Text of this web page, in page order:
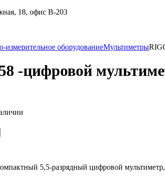
18, офис B-203
измерительное оборудованиеМультиметры
-цифровой
5,5-разрядный цифровой